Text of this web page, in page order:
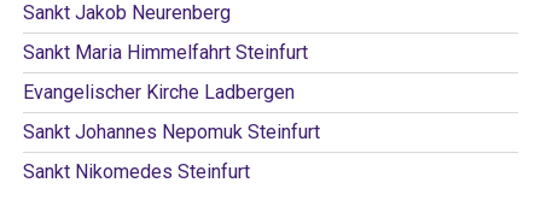
Sankt Jakob Neurenberg
Sankt Maria Himmelfahrt Steinfurt
Evangelischer Kirche Ladbergen
Sankt Johannes Nepomuk Steinfurt
Sankt Nikomedes Steinfurt